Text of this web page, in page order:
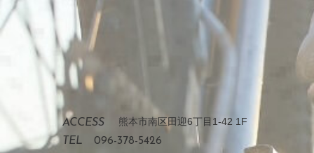
ACCESS 熊本市南区田迎6丁目1-42 1F
TEL
096-378-5426